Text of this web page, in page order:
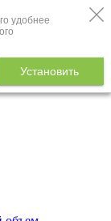
удобнее
Установить